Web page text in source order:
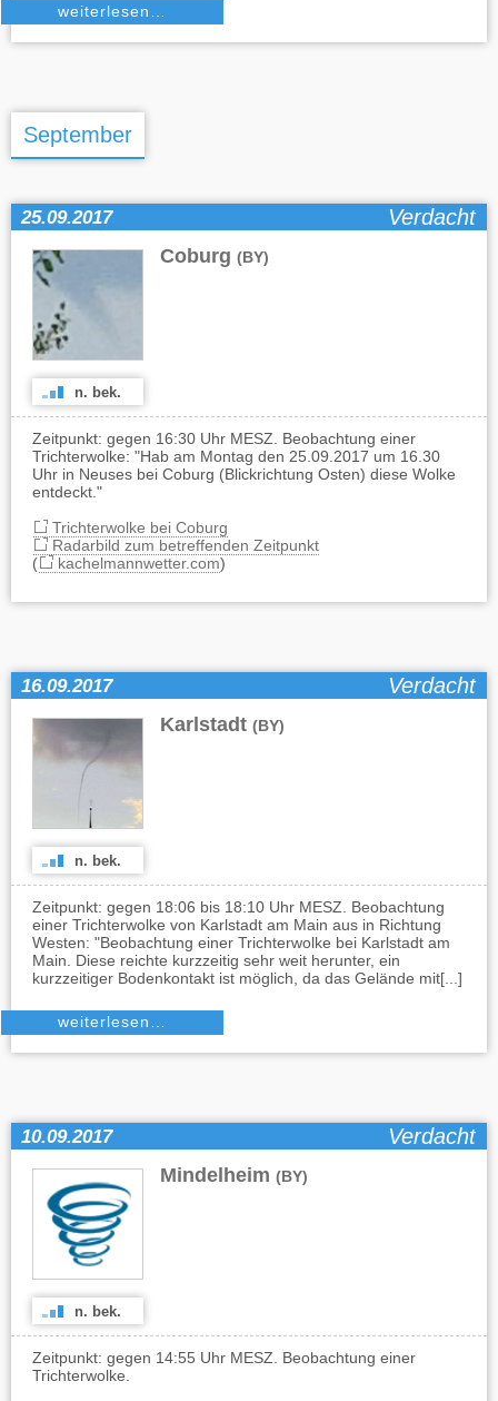
weiterlesen…
September
25.09.2017 Verdacht
Coburg (BY)
n. bek.
Zeitpunkt: gegen 16:30 Uhr MESZ. Beobachtung einer
Trichterwolke: "Hab am Montag den 25.09.2017 um 16.30
Uhr in Neuses bei Coburg (Blickrichtung Osten) diese Wolke
entdeckt."
Trichterwolke bei Coburg
Radarbild zum betreffenden Zeitpunkt
(
kachelmannwetter.com)
16.09.2017 Verdacht
Karlstadt (BY)
n. bek.
Zeitpunkt: gegen 18:06 bis 18:10 Uhr MESZ. Beobachtung
einer Trichterwolke von Karlstadt am Main aus in Richtung
Westen: "Beobachtung einer Trichterwolke bei Karlstadt am
Main. Diese reichte kurzzeitig sehr weit herunter, ein
kurzzeitiger Bodenkontakt ist möglich, da das Gelände mit[...]
weiterlesen…
10.09.2017 Verdacht
Mindelheim (BY)
n. bek.
Zeitpunkt: gegen 14:55 Uhr MESZ. Beobachtung einer
Trichterwolke.